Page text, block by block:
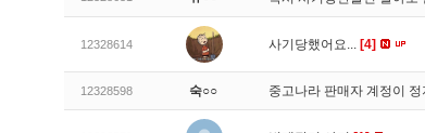
12328614 사기당했어요... [4]
12328598 숙○○ 중고나라 판매자 계정이